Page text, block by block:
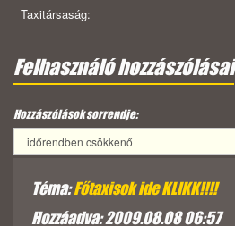
Taxitársaság:
Felhasználó hozzászólásai
Hozzászólások sorrendje:
Téma:Főtaxisok ide KLIKK!!!!
Hozzáadva: 2009.08.08 06:57